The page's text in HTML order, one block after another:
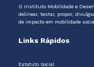
O Instituto Mobilidade e
delinear, testar, propor,
de impacto em mobilidade
Links Rápidos
Estatuto Social